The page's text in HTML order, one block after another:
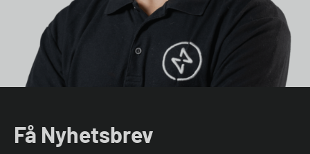
Få Nyhetsbrev